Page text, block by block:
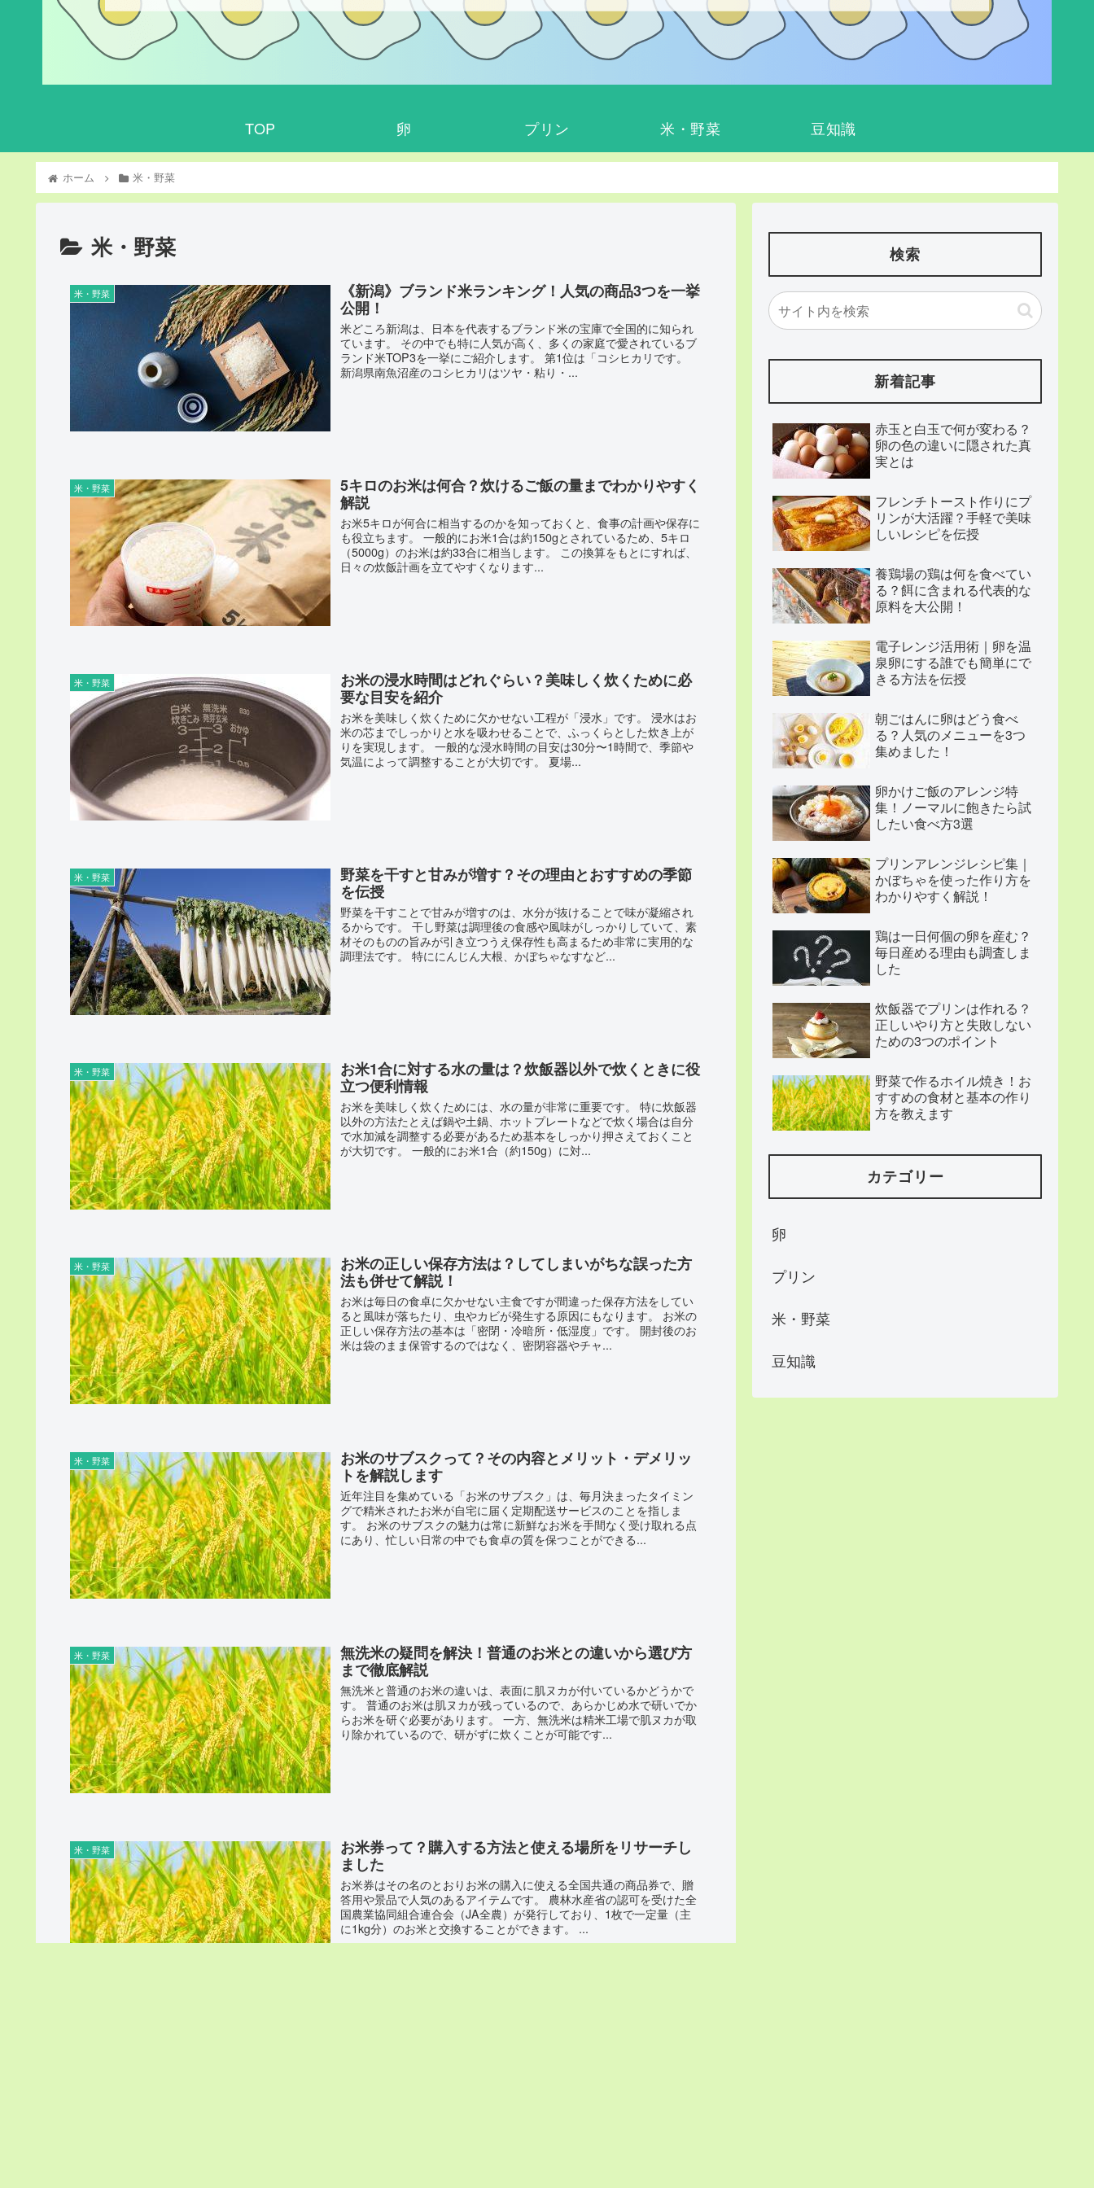
TOP 卵 プリン 米・野菜 豆知識
ホーム 米・野菜
米・野菜
米・野菜
《新潟》ブランド米ランキング！人気の商品3つを一挙
公開！
米どころ新潟は、日本を代表するブランド米の宝庫で全国的に知られ
ています。 その中でも特に人気が高く、多くの家庭で愛されているブ
ランド米TOP3を一挙にご紹介します。 第1位は「コシヒカリです。
新潟県南魚沼産のコシヒカリはツヤ・粘り・...
米・野菜
5キロのお米は何合？炊けるご飯の量までわかりやすく
解説
お米5キロが何合に相当するのかを知っておくと、食事の計画や保存に
も役立ちます。 一般的にお米1合は約150gとされているため、5キロ
（5000g）のお米は約33合に相当します。 この換算をもとにすれば、
日々の炊飯計画を立てやすくなります...
米・野菜
お米の浸水時間はどれぐらい？美味しく炊くために必
要な目安を紹介
お米を美味しく炊くために欠かせない工程が「浸水」です。 浸水はお
米の芯までしっかりと水を吸わせることで、ふっくらとした炊き上が
りを実現します。 一般的な浸水時間の目安は30分〜1時間で、季節や
気温によって調整することが大切です。 夏場...
米・野菜
野菜を干すと甘みが増す？その理由とおすすめの季節
を伝授
野菜を干すことで甘みが増すのは、水分が抜けることで味が凝縮され
るからです。 干し野菜は調理後の食感や風味がしっかりしていて、素
材そのものの旨みが引き立つうえ保存性も高まるため非常に実用的な
調理法です。 特ににんじん大根、かぼちゃなすなど...
米・野菜
お米1合に対する水の量は？炊飯器以外で炊くときに役
立つ便利情報
お米を美味しく炊くためには、水の量が非常に重要です。 特に炊飯器
以外の方法たとえば鍋や土鍋、ホットプレートなどで炊く場合は自分
で水加減を調整する必要があるため基本をしっかり押さえておくこと
が大切です。 一般的にお米1合（約150g）に対...
米・野菜
お米の正しい保存方法は？してしまいがちな誤った方
法も併せて解説！
お米は毎日の食卓に欠かせない主食ですが間違った保存方法をしてい
ると風味が落ちたり、虫やカビが発生する原因にもなります。 お米の
正しい保存方法の基本は「密閉・冷暗所・低湿度」です。 開封後のお
米は袋のまま保管するのではなく、密閉容器やチャ...
米・野菜
お米のサブスクって？その内容とメリット・デメリッ
トを解説します
近年注目を集めている「お米のサブスク」は、毎月決まったタイミン
グで精米されたお米が自宅に届く定期配送サービスのことを指しま
す。 お米のサブスクの魅力は常に新鮮なお米を手間なく受け取れる点
にあり、忙しい日常の中でも食卓の質を保つことができる...
米・野菜
無洗米の疑問を解決！普通のお米との違いから選び方
まで徹底解説
無洗米と普通のお米の違いは、表面に肌ヌカが付いているかどうかで
す。 普通のお米は肌ヌカが残っているので、あらかじめ水で研いでか
らお米を研ぐ必要があります。 一方、無洗米は精米工場で肌ヌカが取
り除かれているので、研がずに炊くことが可能です...
米・野菜
お米券って？購入する方法と使える場所をリサーチし
ました
お米券はその名のとおりお米の購入に使える全国共通の商品券で、贈
答用や景品で人気のあるアイテムです。 農林水産省の認可を受けた全
国農業協同組合連合会（JA全農）が発行しており、1枚で一定量（主
に1kg分）のお米と交換することができます。 ...
検索
新着記事
赤玉と白玉で何が変わる？
卵の色の違いに隠された真
実とは
フレンチトースト作りにプ
リンが大活躍？手軽で美味
しいレシピを伝授
養鶏場の鶏は何を食べてい
る？餌に含まれる代表的な
原料を大公開！
電子レンジ活用術｜卵を温
泉卵にする誰でも簡単にで
きる方法を伝授
朝ごはんに卵はどう食べ
る？人気のメニューを3つ
集めました！
卵かけご飯のアレンジ特
集！ノーマルに飽きたら試
したい食べ方3選
プリンアレンジレシピ集｜
かぼちゃを使った作り方を
わかりやすく解説！
鶏は一日何個の卵を産む？
毎日産める理由も調査しま
した
炊飯器でプリンは作れる？
正しいやり方と失敗しない
ための3つのポイント
野菜で作るホイル焼き！お
すすめの食材と基本の作り
方を教えます
カテゴリー
卵
プリン
米・野菜
豆知識